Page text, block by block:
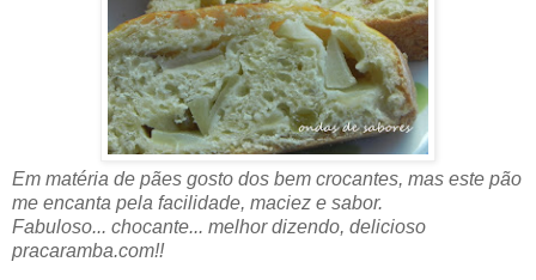
Em matéria de pães gosto dos bem crocantes, mas este pão
me encanta pela facilidade, maciez e sabor.
Fabuloso... chocante... melhor dizendo, delicioso
pracaramba.com!!